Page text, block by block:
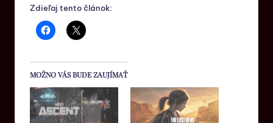
Zdieľaj tento článok:
MOŽNO VÁS BUDE ZAUJÍMAŤ